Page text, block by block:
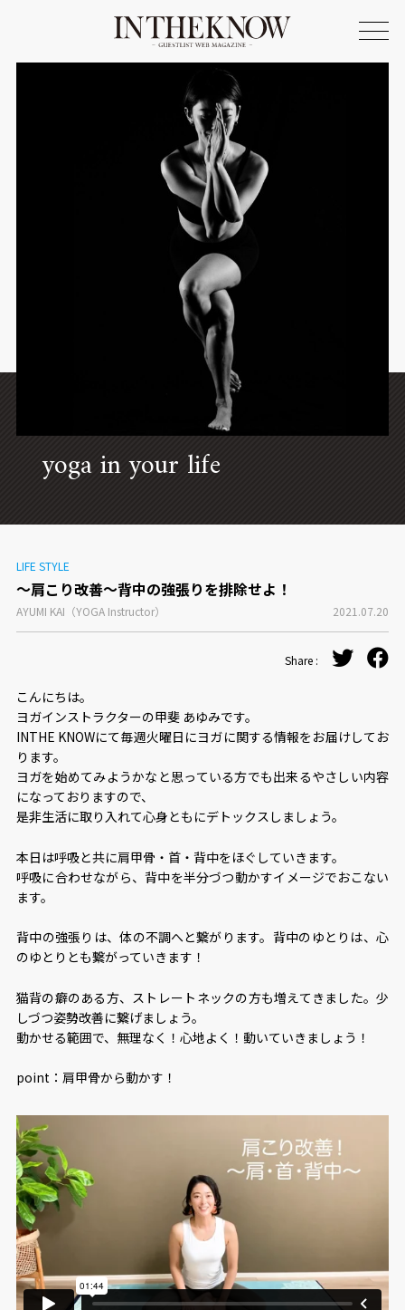
ONLINE SHOP
CONCEPT
yoga in your life
LIFE STYLE
〜肩こり改善〜背中の強張りを排除せよ！
AYUMI KAI（YOGA Instructor） 2021.07.20
Share :
こんにちは。
ヨガインストラクターの甲斐 あゆみです。
INTHE KNOWにて毎週火曜日にヨガに関する情報をお届けしてお
ります。
ヨガを始めてみようかなと思っている方でも出来るやさしい内容
になっておりますので、
是非生活に取り入れて心身ともにデトックスしましょう。
本日は呼吸と共に肩甲骨・首・背中をほぐしていきます。
呼吸に合わせながら、背中を半分づつ動かすイメージでおこない
ます。
背中の強張りは、体の不調へと繋がります。背中のゆとりは、心
のゆとりとも繋がっていきます！
猫背の癖のある方、ストレートネックの方も増えてきました。少
しづつ姿勢改善に繋げましょう。
動かせる範囲で、無理なく！心地よく！動いていきましょう！
point：肩甲骨から動かす！